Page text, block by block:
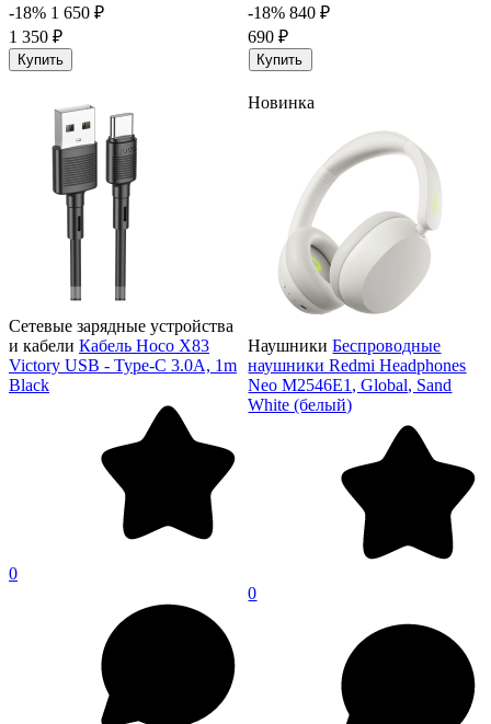
-18% 1 650 ₽
1 350 ₽
Купить
-18% 840 ₽
690 ₽
Купить
Сетевые зарядные устройства
и кабели Кабель Hoco X83
Victory USB - Type-C 3.0A, 1m
Black
0
Новинка
Наушники Беспроводные
наушники Redmi Headphones
Neo M2546E1, Global, Sand
White (белый)
0